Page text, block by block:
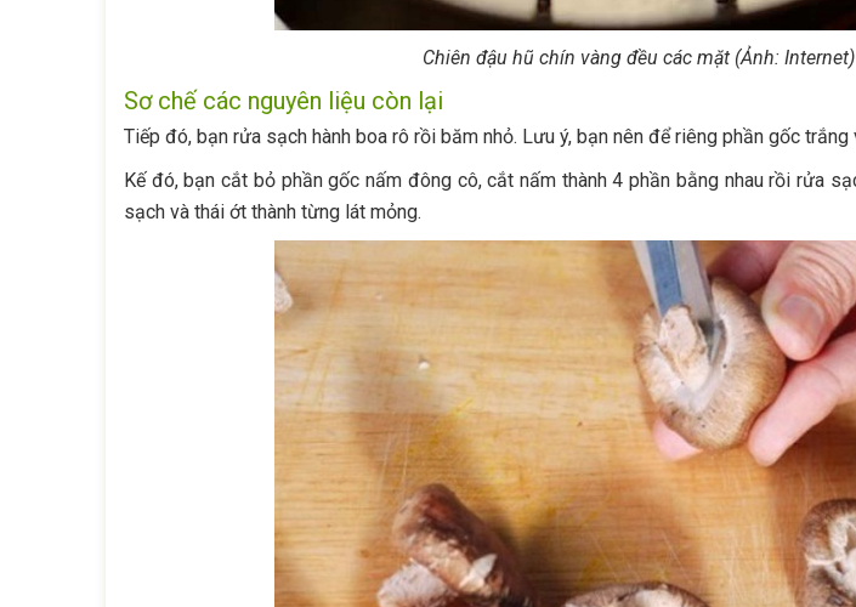
Chiên đậu hũ chín vàng đều các mặt (Ảnh: Internet)
Sơ chế các nguyên liệu còn lại
Tiếp đó, bạn rửa sạch hành boa rô rồi băm nhỏ. Lưu ý, bạn nên để riêng phần gốc trắng
Kế đó, bạn cắt bỏ phần gốc nấm đông cô, cắt nấm thành 4 phần bằng nhau rồi rửa
sạch và thái ớt thành từng lát mỏng.